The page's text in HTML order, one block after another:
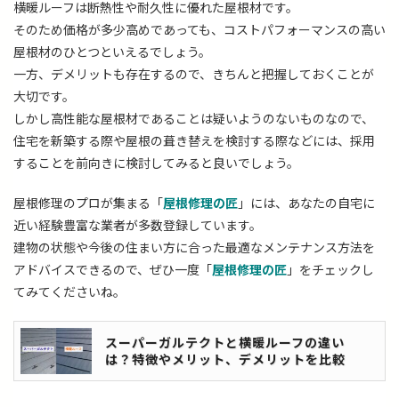
横暖ルーフは断熱性や耐久性に優れた屋根材です。
そのため価格が多少高めであっても、コストパフォーマンスの高い
屋根材のひとつといえるでしょう。
一方、デメリットも存在するので、きちんと把握しておくことが
大切です。
しかし高性能な屋根材であることは疑いようのないものなので、
住宅を新築する際や屋根の葺き替えを検討する際などには、採用
することを前向きに検討してみると良いでしょう。
屋根修理のプロが集まる「屋根修理の匠 」には、あなたの自宅に
近い経験豊富な業者が多数登録しています。
建物の状態や今後の住まい方に合った最適なメンテナンス方法を
アドバイスできるので、ぜひ一度「屋根修理の匠 」をチェックし
てみてくださいね。
スーパーガルテクトと横暖ルーフの違い
は？特徴やメリット、デメリットを比較